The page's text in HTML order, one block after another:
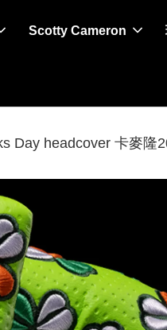
Scotty Cameron
Day headcover 卡麥隆